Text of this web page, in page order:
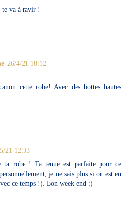
te va à ravir !
26/4/21 18:12
cette robe! Avec des bottes hautes
21 12:33
robe ! Ta tenue est parfaite pour ce
je ne sais plus si on est en
ce temps !). Bon week-end :)